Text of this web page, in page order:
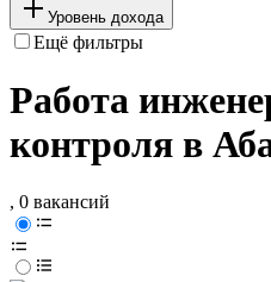
Уровень дохода
Ещё фильтры
Работа
контроля в
, 0 вакансий